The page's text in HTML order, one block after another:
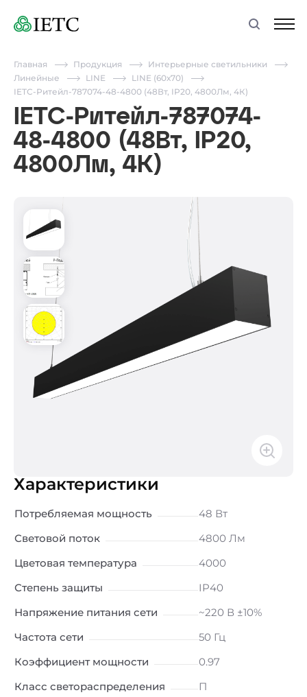
Главная Продукция
Интерьерные светильники
Линейные
LINE
LINE (60х70)
IETC-Ритейл-787074-48-4800 (48Вт, IP20, 4800Лм, 4К)
IETC-Ритейл-787074-
48-4800 (48Вт, IP20,
4800Лм, 4К)
Характеристики
Потребляемая мощность
48 Вт
Световой поток
4800 Лм
Цветовая температура
4000
Степень защиты
IP40
Напряжение питания сети
~220 В ±10%
Частота сети
50 Гц
Коэффициент мощности
0.97
Класс светораспределения
П